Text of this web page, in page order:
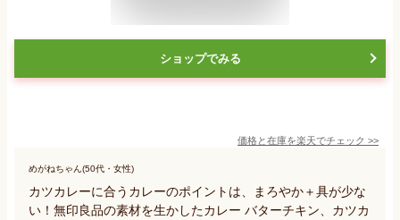
ショップでみる
価格と在庫を楽天でチェック >>
めがねちゃん(50代・女性)
カツカレーに合うカレーのポイントは、まろやか＋具が少な
い！無印良品の素材を生かしたカレー バターチキン、カツカ